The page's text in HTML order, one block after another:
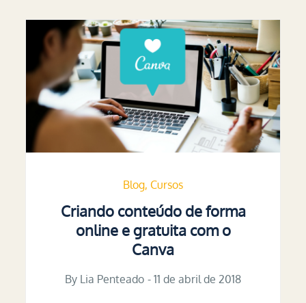
Blog Cursos
Criando conteúdo de forma
online e gratuita com o
Canva
By Lia Penteado
Posted
11 de abril de 2018